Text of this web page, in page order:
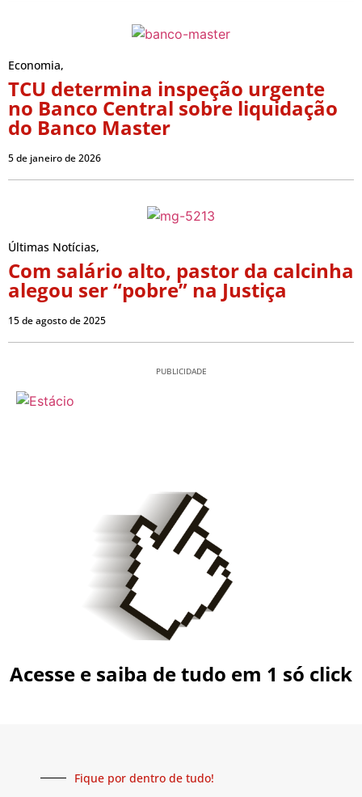
Economia,
TCU determina inspeção urgente
no Banco Central sobre liquidação
do Banco Master
5 de janeiro de 2026
Últimas Notícias,
Com salário alto, pastor da calcinha
alegou ser “pobre” na Justiça
15 de agosto de 2025
PUBLICIDADE
Acesse e saiba de tudo em 1 só click
Fique por dentro de tudo!